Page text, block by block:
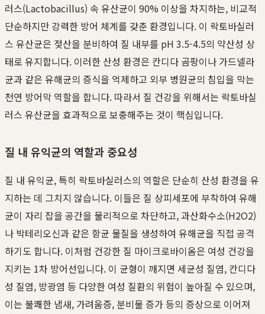
러스(Lactobacillus) 속 유산균이 90% 이상을 차지하는, 비교적
단순하지만 강력한 방어 체계를 갖춘 환경입니다. 이 락토바실러
스 유산균은 젖산을 분비하여 질 내부를 pH 3.5-4.5의 약산성 상
태로 유지합니다. 이러한 산성 환경은 칸디다 곰팡이나 가드넬라
균과 같은 유해균의 증식을 억제하고 외부 병원균의 침입을 막는
천연 방어막 역할을 합니다. 따라서 질 건강을 위해서는 락토바실
러스 유산균을 효과적으로 보충해주는 것이 핵심입니다.
질 내 유익균의 역할과 중요성
질 내 유익균, 특히 락토바실러스의 역할은 단순히 산성 환경을 유
지하는 데 그치지 않습니다. 이들은 질 상피세포에 부착하여 유해
균이 자리 잡을 공간을 물리적으로 차단하고, 과산화수소(H2O2)
나 박테리오신과 같은 항균 물질을 생성하여 유해균을 직접 공격
하기도 합니다. 이처럼 건강한 질 마이크로바이옴은 여성 건강을
지키는 1차 방어선입니다. 이 균형이 깨지면 세균성 질염, 칸디다
성 질염, 방광염 등 다양한 여성 질환의 위험이 높아질 수 있으며,
이는 불쾌한 냄새, 가려움증, 분비물 증가 등의 증상으로 이어져